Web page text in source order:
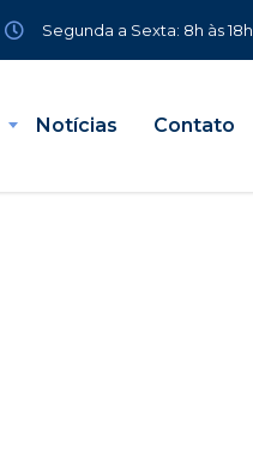
Segunda a Sexta: 8h às 18h
Notícias Contato